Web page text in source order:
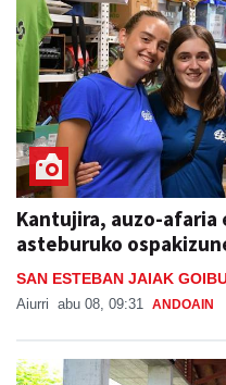
Kantujira, auzo-afaria
asteburuko
SAN ESTEBAN JAIAK
Aiurri abu 08, 09:31 ANDOAIN